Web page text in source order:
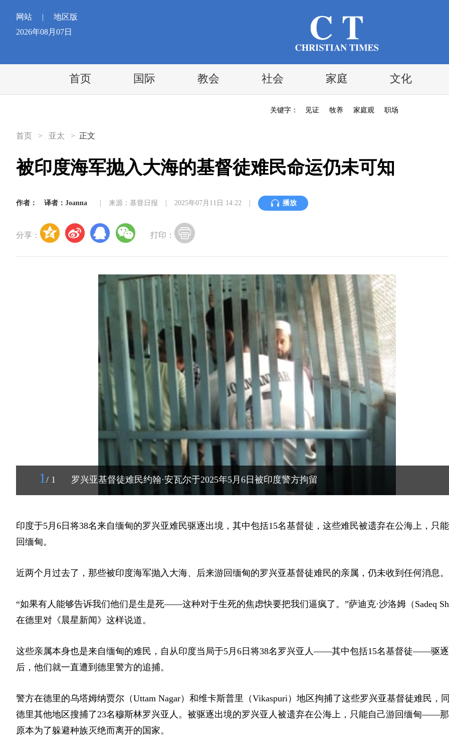
网站 |
地区版
2026年08月07日
首页 国际 教会 社会 家庭 文化
关键字： 见证 牧养 家庭观 职场
首页 > 亚太 > 正文
被印度海军抛入大海的基督徒难民命运仍未可知
作者： 译者：Joanna 来源：基督日报 2025年07月11日 14:22 播放
分享： 打印：
1 / 1 罗兴亚基督徒难民约翰·安瓦尔于2025年5月6日被印度警方拘留
印度于5月6日将38名来自缅甸的罗兴亚难民驱逐出境，其中包括15名基督徒，这些难民被遗弃在公海上，只
回缅甸。
近两个月过去了，那些被印度海军抛入大海、后来游回缅甸的罗兴亚基督徒难民的亲属，仍未收到任何消息。
“如果有人能够告诉我们他们是生是死——这种对于生死的焦虑快要把我们逼疯了。”萨迪克·沙洛姆（Sadeq
在德里对《晨星新闻》这样说道。
这些亲属本身也是来自缅甸的难民，自从印度当局于5月6日将38名罗兴亚人——其中包括15名基督徒——驱
后，他们就一直遭到德里警方的追捕。
警方在德里的乌塔姆纳贾尔（Uttam Nagar）和维卡斯普里（Vikaspuri）地区拘捕了这些罗兴亚基督徒难民，
德里其他地区搜捕了23名穆斯林罗兴亚人。被驱逐出境的罗兴亚人被遗弃在公海上，只能自己游回缅甸——
原本为了躲避种族灭绝而离开的国家。